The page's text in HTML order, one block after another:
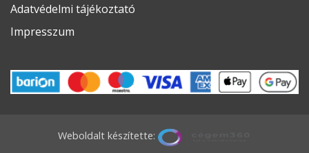
Adatvédelmi tájékoztató
Impresszum
Weboldalt készítette: